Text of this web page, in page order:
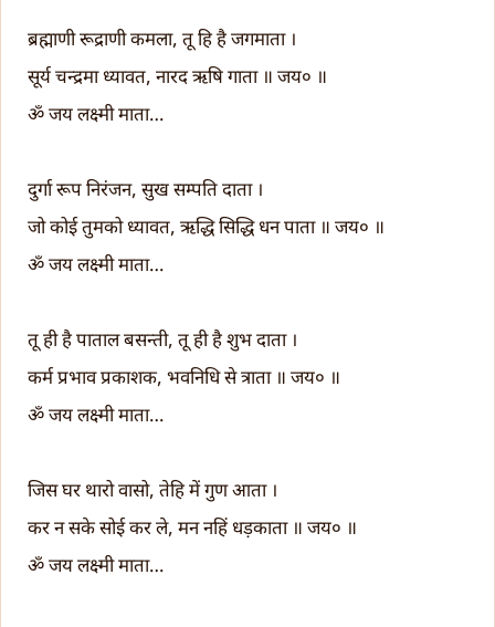
ब्रह्माणी रूद्राणी कमला, तू हि है जगमाता ।
सूर्य चन्द्रमा ध्यावत, नारद ऋषि गाता ॥ जय० ॥
ॐ जय लक्ष्मी माता…
दुर्गा रूप निरंजन, सुख सम्पति दाता ।
जो कोई तुमको ध्यावत, ऋद्धि सिद्धि धन पाता ॥ जय० ॥
ॐ जय लक्ष्मी माता…
तू ही है पाताल बसन्ती, तू ही है शुभ दाता ।
कर्म प्रभाव प्रकाशक, भवनिधि से त्राता ॥ जय० ॥
ॐ जय लक्ष्मी माता…
जिस घर थारो वासो, तेहि में गुण आता ।
कर न सके सोई कर ले, मन नहिं धड़काता ॥ जय० ॥
ॐ जय लक्ष्मी माता…